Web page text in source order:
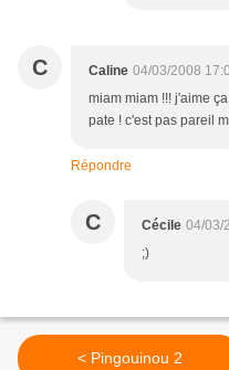
C Caline 04/03/2008
miam miam !!! j'aime
pate ! c'est pas pareil
Répondre
C Cécile 04/03/
;)
< Pingouinou 2